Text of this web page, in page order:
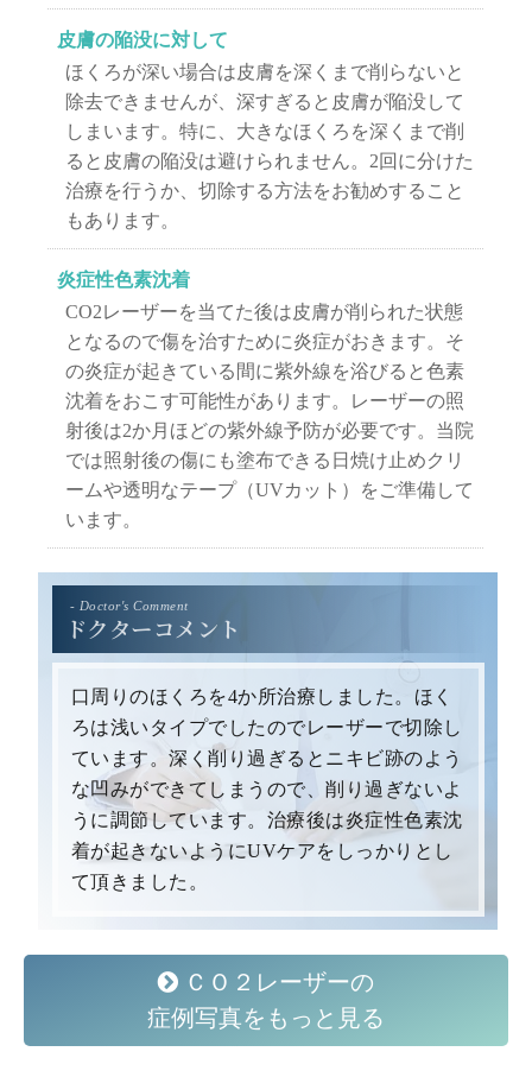
皮膚の陥没に対して
ほくろが深い場合は皮膚を深くまで削らないと
除去できませんが、深すぎると皮膚が陥没して
しまいます。特に、大きなほくろを深くまで削
ると皮膚の陥没は避けられません。2回に分けた
治療を行うか、切除する方法をお勧めすること
もあります。
炎症性色素沈着
CO2レーザーを当てた後は皮膚が削られた状態
となるので傷を治すために炎症がおきます。そ
の炎症が起きている間に紫外線を浴びると色素
沈着をおこす可能性があります。レーザーの照
射後は2か月ほどの紫外線予防が必要です。当院
では照射後の傷にも塗布できる日焼け止めクリ
ームや透明なテープ（UVカット）をご準備して
います。
- Doctor's Comment
ドクターコメント
口周りのほくろを4か所治療しました。ほく
ろは浅いタイプでしたのでレーザーで切除し
ています。深く削り過ぎるとニキビ跡のよう
な凹みができてしまうので、削り過ぎないよ
うに調節しています。治療後は炎症性色素沈
着が起きないようにUVケアをしっかりとし
て頂きました。
ＣＯ２レーザーの
症例写真をもっと見る